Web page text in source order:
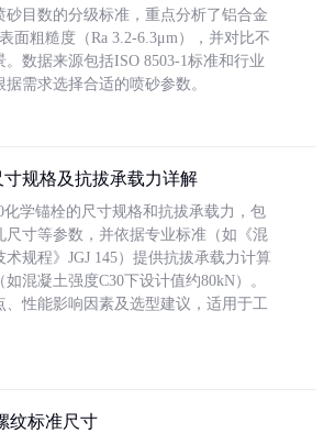
砂目数的分级标准，重点分析了铝合金
面粗糙度（Ra 3.2-6.3μm），并对比不
。数据来源包括ISO 8503-1标准和行业
需求选择合适的喷砂参数。
规格及抗拔承载力详解
化学锚栓的尺寸规格和抗拔承载力，包
尺寸等参数，并依据专业标准（如《混
规程》JGJ 145）提供抗拔承载力计算
混凝土强度C30下设计值约80kN）。
、性能影响因素及选型建议，适用于工
纹标准尺寸